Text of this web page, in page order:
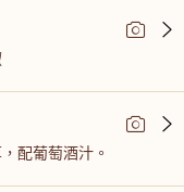
配葡萄酒汁。